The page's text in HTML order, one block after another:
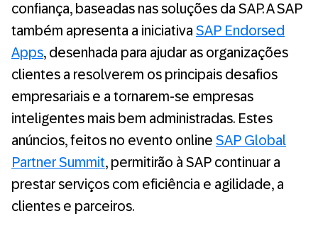
confiança, baseadas nas soluções da SAP. A SAP
também apresenta a iniciativa SAP Endorsed
Apps, desenhada para ajudar as organizações
clientes a resolverem os principais desafios
empresariais e a tornarem-se empresas
inteligentes mais bem administradas. Estes
anúncios, feitos no evento online SAP Global
Partner Summit, permitirão à SAP continuar a
prestar serviços com eficiência e agilidade, a
clientes e parceiros.